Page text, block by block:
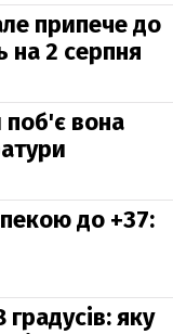
припече до
на 2 серпня
поб'є вона
до +37:
яку